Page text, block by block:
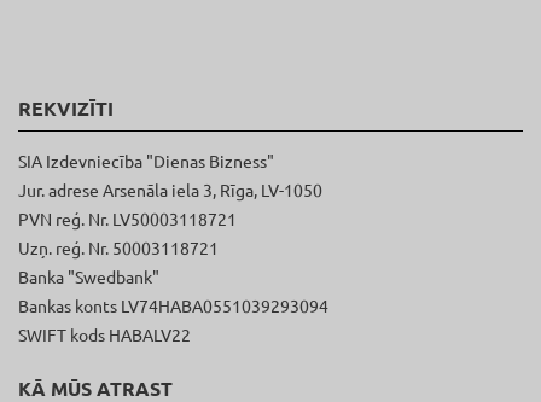
REKVIZĪTI
SIA Izdevniecība "Dienas Bizness"
Jur. adrese Arsenāla iela 3, Rīga, LV-1050
PVN reģ. Nr. LV50003118721
Uzņ. reģ. Nr. 50003118721
Banka "Swedbank"
Bankas konts LV74HABA0551039293094
SWIFT kods HABALV22
KĀ MŪS ATRAST